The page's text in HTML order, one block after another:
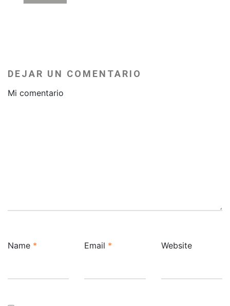
DEJAR UN COMENTARIO
Mi comentario
Name * Email * Website